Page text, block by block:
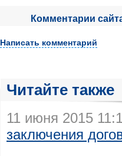
Комментарии
Написать комментарий
Читайте также
11 июня 2015
заключения